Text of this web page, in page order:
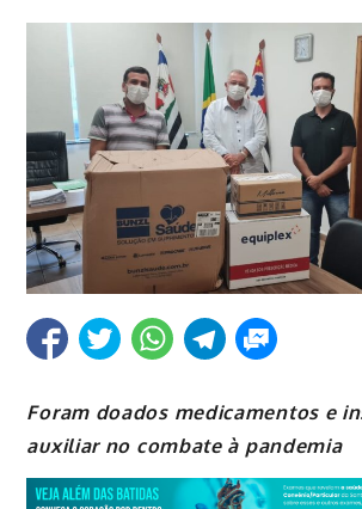
Foram doados medicamentos e
auxiliar no combate à pandemia